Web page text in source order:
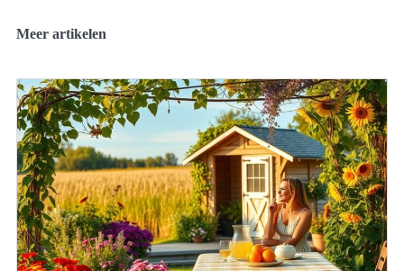
Meer artikelen